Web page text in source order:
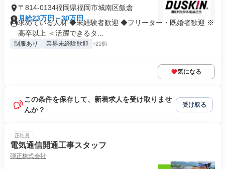
〒814-0134福岡県福岡市城南区飯倉
月給23万円～30万円
求めている人材 ◆未経験者歓迎 ◆フリーター・既婚者歓迎 ※
高卒以上 ＜活躍できるタ...
制服あり 業界未経験歓迎 +21個
気になる
この条件を保存して、新着求人を受け取りませ
んか？
受け取る
正社員
電気通信開通工事スタッフ
弾正株式会社